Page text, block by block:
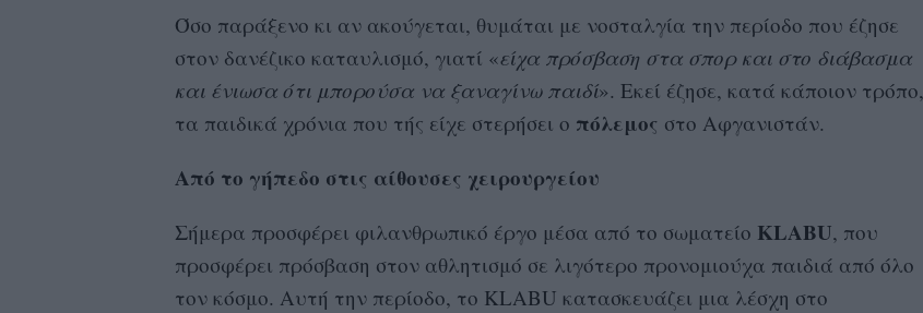
Όσο παράξενο κι αν ακούγεται, θυμάται με νοσταλγία την περίοδο που έζησε
στον δανέζικο καταυλισμό, γιατί «είχα πρόσβαση στα σπορ και στο διάβασμα
και ένιωσα ότι μπορούσα να ξαναγίνω παιδί». Εκεί έζησε, κατά κάποιον τρόπο,
τα παιδικά χρόνια που τής είχε στερήσει ο πόλεμος στο Αφγανιστάν.
Από το γήπεδο στις αίθουσες χειρουργείου
Σήμερα προσφέρει φιλανθρωπικό έργο μέσα από το σωματείο KLABU, που
προσφέρει πρόσβαση στον αθλητισμό σε λιγότερο προνομιούχα παιδιά από όλο
τον κόσμο. Αυτή την περίοδο, το KLABU κατασκευάζει μια λέσχη στο